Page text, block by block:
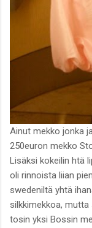
Ainut mekko jonka
250euron mekko
Lisäksi kokeilin htä
oli rinnoista liian
swedeniltä yhtä
silkkimekkoa, mutta
tosin yksi Bossin